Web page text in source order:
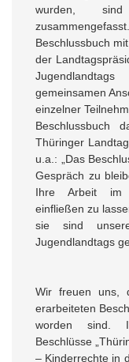
wurden,
Beschlussbuch
der
gemeinsamen
einzelner
Beschlussbuch
Thüringer
u.a.: „Das
Gespräch zu
Ihre Arbeit im
einfließen zu
sie sind
Jugendlandtags
Wir freuen uns,
erarbeiteten
worden sind.
Beschlüsse
– Kinderrechte in